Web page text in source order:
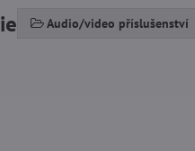
Audio/video příslušenství